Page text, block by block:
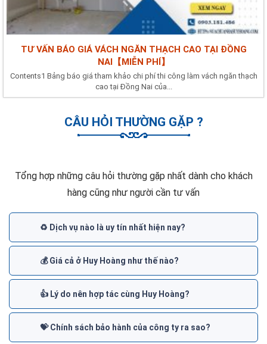
TƯ VẤN BÁO GIÁ VÁCH NGĂN THẠCH CAO TẠI ĐỒNG
NAI【MIỄN PHÍ】
Contents1 Bảng báo giá tham khảo chi phí thi công làm vách ngăn thạch
cao tại Đồng Nai của...
CÂU HỎI THƯỜNG GẶP ?
Tổng hợp những câu hỏi thường gặp nhất dành cho khách
hàng cũng như người cần tư vấn
♻️ Dịch vụ nào là uy tín nhất hiện nay?
💰 Giá cả ở Huy Hoàng như thế nào?
👍 Lý do nên hợp tác cùng Huy Hoàng?
💝 Chính sách bảo hành của công ty ra sao?